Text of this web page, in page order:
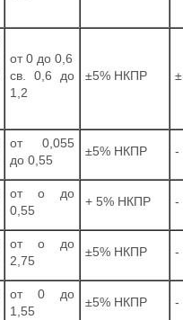
от 0 до 0,6
св. 0,6 до
1,2
±5% НКПР
от 0,055
до 0,55
±5% НКПР -
от о до
0,55
+ 5% НКПР -
от о до
2,75
±5% НКПР -
от 0 до
1,55
±5% НКПР -